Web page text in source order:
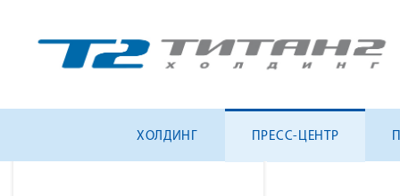
ХОЛДИНГ ПРЕСС-ЦЕНТР